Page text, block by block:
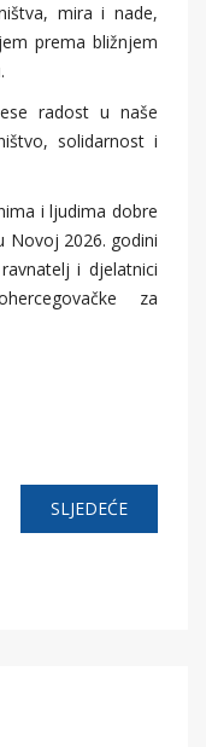
mira i nade,
prema bližnjem
radost u naše
solidarnost i
i ljudima dobre
Novoj 2026. godini
i djelatnici
za
SLJEDEĆE